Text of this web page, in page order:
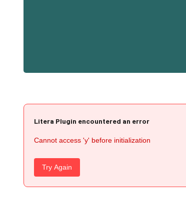
Litera Plugin encountered an error
Cannot access 'y' before initialization
Try Again